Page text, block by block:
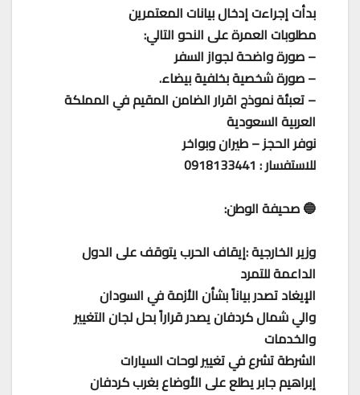
بدأت إجراءت إدخال بيانات المعتمرين
مطلوبات العمرة على النحو التالي:
– صورة واضحة لجواز السفر
– صورة شخصية بخلفية بيضاء.
– تعبئة نموذج اقرار الضامن المقيم في المملكة
العربية السعودية
نوفر الحجز – طيران وبواخر
للاستفسار : 0918133441
🔵 صحيفة الوطن:
وزير الخارجية :إيقاف الحرب يتوقف على الدول
الداعمة للتمرد
الإيغاد تصدر بياناً بشأن الأزمة في السودان
والي شمال كردفان يصدر قراراً بحل لجان التغيير
والخدمات
الشرطة تشرع في تغيير لوحات السيارات
إبراهيم جابر يطلع على الأوضاع بغرب كردفان